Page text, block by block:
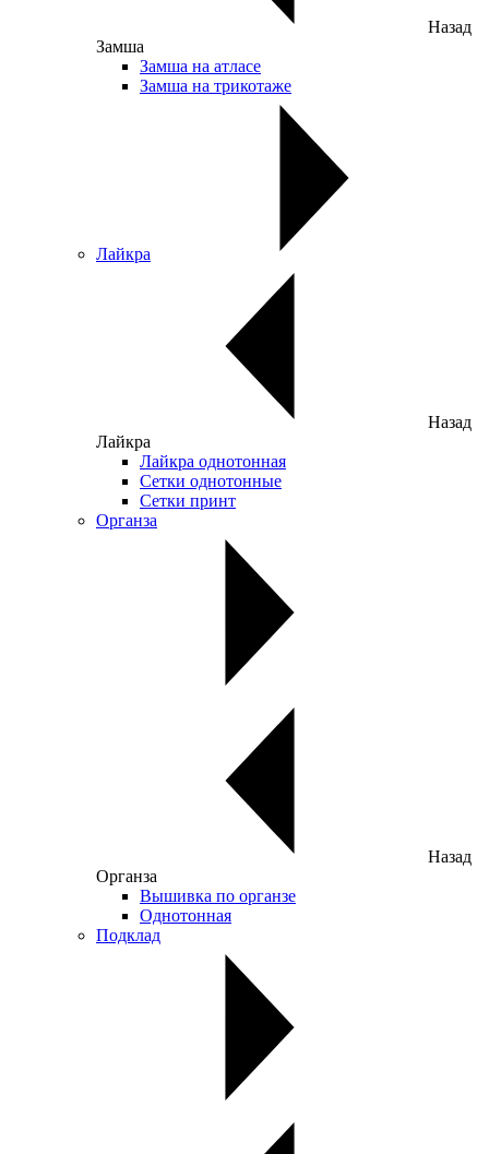
Назад
Замша
Замша на атласе
Замша на трикотаже
Лайкра
Назад
Лайкра
Лайкра однотонная
Сетки однотонные
Сетки принт
Органза
Назад
Органза
Вышивка по органзе
Однотонная
Подклад